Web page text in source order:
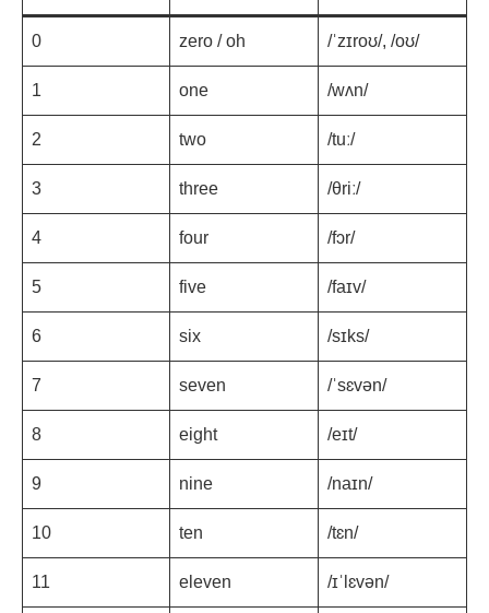
0 zero / oh /ˈzɪroʊ/, /oʊ/
1 one /wʌn/
2 two /tuː/
3 three /θriː/
4 four /fɔr/
5 five /faɪv/
6 six /sɪks/
7 seven /ˈsɛvən/
8 eight /eɪt/
9 nine /naɪn/
10 ten /tɛn/
11 eleven /ɪˈlɛvən/